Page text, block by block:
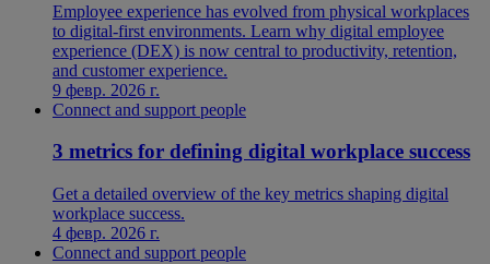
Employee experience has evolved from physical workplaces
to digital-first environments. Learn why digital employee
experience (DEX) is now central to productivity, retention,
and customer experience.
9 февр. 2026 г.
Connect and support people
3 metrics for defining digital workplace success
Get a detailed overview of the key metrics shaping digital
workplace success.
4 февр. 2026 г.
Connect and support people